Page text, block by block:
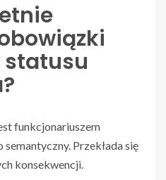
statusu
funkcjonariuszem
Przekłada się
konsekwencji.